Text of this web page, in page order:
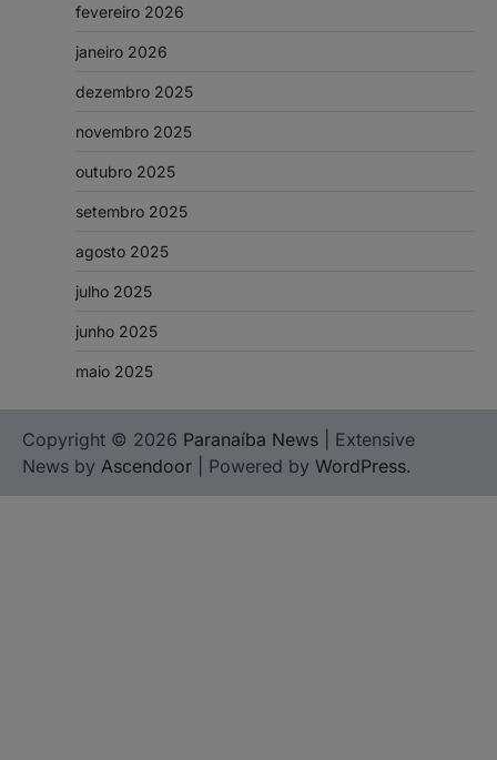
fevereiro 2026
janeiro 2026
dezembro 2025
novembro 2025
outubro 2025
setembro 2025
agosto 2025
julho 2025
junho 2025
maio 2025
Copyright © 2026 Paranaíba News | Extensive
News by Ascendoor | Powered by WordPress.